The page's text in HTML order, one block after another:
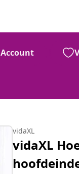
Account
vidaXL
vidaXL